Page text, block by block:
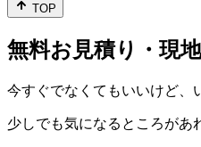
TOP
無料お見積り・現
今すぐでなくてもいいけど、
少しでも気になるところがあ